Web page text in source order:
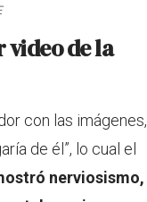
video de la
con las imágenes,
de él”, lo cual el
nerviosismo,